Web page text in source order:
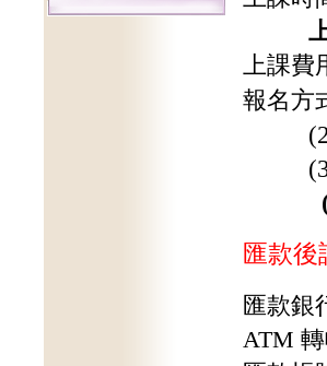
上午
上課費
報名方
匯款後
匯款銀
ATM